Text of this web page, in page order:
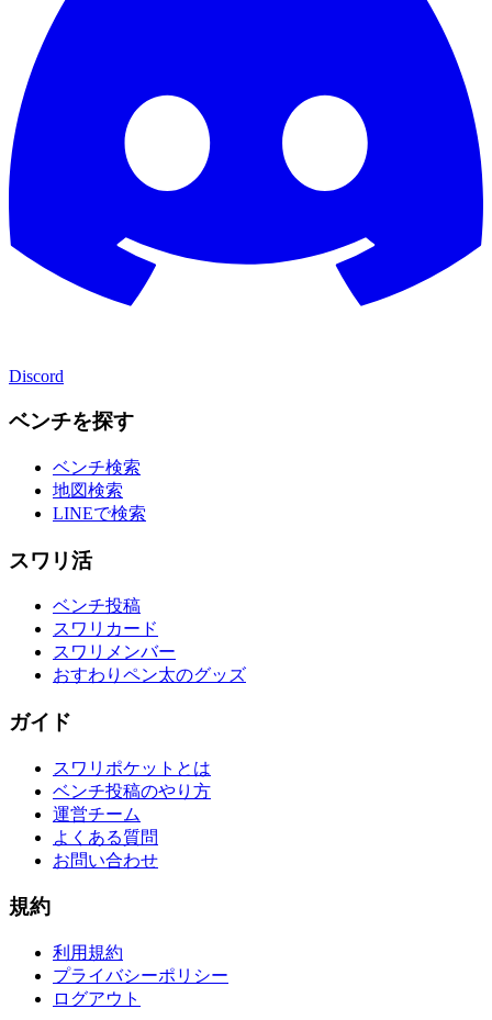
Discord
ベンチを探す
ベンチ検索
地図検索
LINEで検索
スワリ活
ベンチ投稿
スワリカード
スワリメンバー
おすわりペン太のグッズ
ガイド
スワリポケットとは
ベンチ投稿のやり方
運営チーム
よくある質問
お問い合わせ
規約
利用規約
プライバシーポリシー
ログアウト